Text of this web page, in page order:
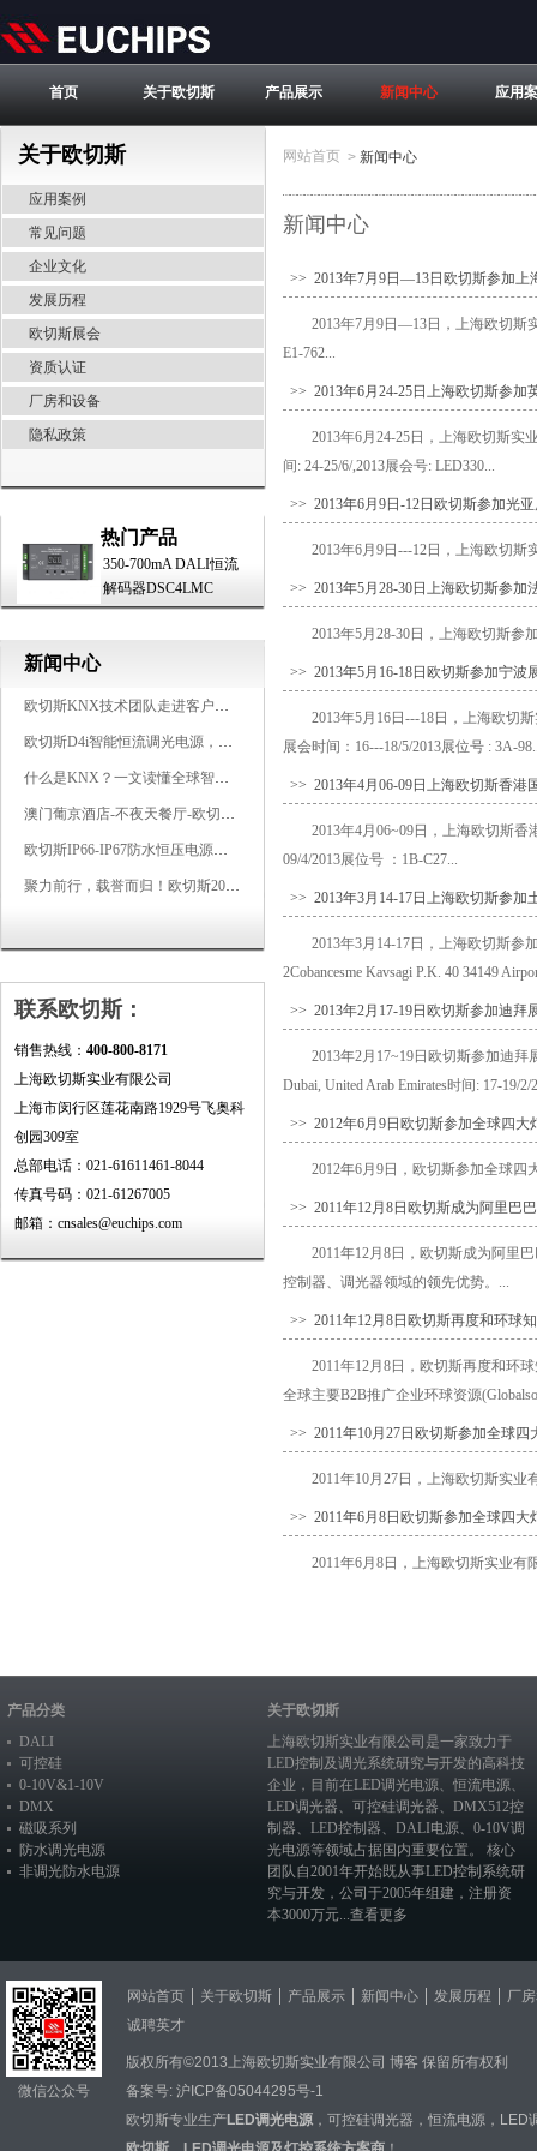
首页 关于欧切斯 产品展示 新闻中心 应用
关于欧切斯
应用案例
常见问题
企业文化
发展历程
欧切斯展会
资质认证
厂房和设备
隐私政策
热门产品
350-700mA DALI恒流
解码器DSC4LMC
新闻中心
欧切斯KNX技术团队走进客户企业，为智能照明项目提供专业技术支持
欧切斯D4i智能恒流调光电源，引领未来照明生态
什么是KNX？一文读懂全球智能建筑控制标准
澳门葡京酒店-不夜天餐厅-欧切斯KNX智能控制系统打造高端智慧空间
欧切斯IP66-IP67防水恒压电源，无惧风雨，智稳如一
聚力前行，载誉而归！欧切斯2026光亚展完美收官
联系欧切斯：
销售热线： 400-800-8171
上海欧切斯实业有限公司
上海市闵行区莲花南路1929号飞奥科
创园309室
总部电话：021-61611461-8044
传真号码：021-61267005
邮箱：cnsales@euchips.com
网站首页 > 新闻中心
新闻中心
>> 2013年7月9日—13日欧切斯参加上
2013年7月9日—13日，上海欧切斯
E1-762...
>> 2013年6月24-25日上海欧切斯参加
2013年6月24-25日，上海欧切斯实
间: 24-25/6/,2013展会号: LED330...
>> 2013年6月9日-12日欧切斯参加光
2013年6月9日---12日，上海欧切
>> 2013年5月28-30日上海欧切斯参加
2013年5月28-30日，上海欧切斯参
>> 2013年5月16-18日欧切斯参加宁波
2013年5月16日---18日，上海欧切
展会时间：16---18/5/2013展位号 : 3A-
>> 2013年4月06-09日上海欧切斯香港
2013年4月06~09日，上海欧切斯
09/4/2013展位号 ：1B-C27...
>> 2013年3月14-17日上海欧切斯参加
2013年3月14-17日，上海欧切斯参
2Cobancesme Kavsagi P.K. 40 34149
>> 2013年2月17-19日欧切斯参加迪拜
2013年2月17~19日欧切斯参加迪拜
Dubai, United Arab Emirates时间: 17-19/
>> 2012年6月9日欧切斯参加全球四大
2012年6月9日，欧切斯参加全球四
>> 2011年12月8日欧切斯成为阿里巴
2011年12月8日，欧切斯成为阿里
控制器、调光器领域的领先优势。...
>> 2011年12月8日欧切斯再度和环球
2011年12月8日，欧切斯再度和环
全球主要B2B推广企业环球资源
>> 2011年10月27日欧切斯参加全球
2011年10月27日，上海欧切斯实
>> 2011年6月8日欧切斯参加全球四大
2011年6月8日，上海欧切斯实业
产品分类
DALI
可控硅
0-10V&1-10V
DMX
磁吸系列
防水调光电源
非调光防水电源
关于欧切斯
上海欧切斯实业有限公司是一家致力于
LED控制及调光系统研究与开发的高科技
企业，目前在LED调光电源、恒流电源、
LED调光器、 可控硅调光器、 DMX512控
制器、 LED控制器、 DALI电源、 0-10V调
光电源等领域占据国内重要位置。 核心
团队自2001年开始既从事LED控制系统研
究与开发，公司于2005年组建，注册资
本3000万元...查看更多
微信公众号
网站首页 关于欧切斯 产品展示 新闻中心 发展历程
厂
诚聘英才
版权所有©2013上海欧切斯实业有限公司 博客 保留所有权利
备案号: 沪ICP备05044295号-1
欧切斯专业生产LED调光电源 ， 可控硅调光器 ， 恒流电源 ， LED